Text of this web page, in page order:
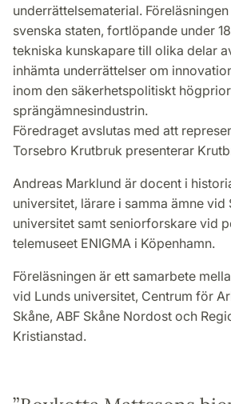
underrättelsematerial.
svenska staten, fortlöpande under
tekniska kunskapare till olika delar
inhämta underrättelser om
inom den säkerhetspolitiskt
sprängämnesindustrin.
Föredraget avslutas med att
Torsebro Krutbruk presenterar
Andreas Marklund är docent i
universitet, lärare i samma ämne vid
universitet samt seniorforskare vid
telemuseet ENIGMA i Köpenhamn.
Föreläsningen är ett samarbete
vid Lunds universitet, Centrum för
Skåne, ABF Skåne Nordost och
Kristianstad.